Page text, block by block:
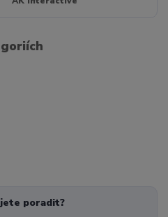
poradit?